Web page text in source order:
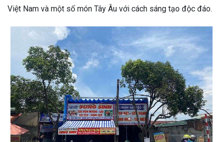
Việt Nam và một số món Tây Âu với cách sáng tạo độc đáo.